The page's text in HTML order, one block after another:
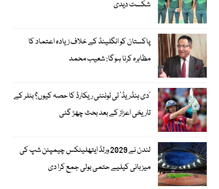
شکست دیدی
پاکستان کو انگلینڈ کے خلاف زیادہ اعتماد کا
مظاہرہ کرنا ہوگا: شعیب محمد
’دی ہنڈریڈ‘ ٹی ٹوئنٹی ریکارڈ کا حصہ کیوں؟ بٹلر کے
تاریخی اعزاز کے بعد بحث چھڑ گئی
لندن نے 2029 ورلڈ ایتھلیٹکس چیمپئن شپ کی
میزبانی کیلیے حتمی بولی جمع کرا دی